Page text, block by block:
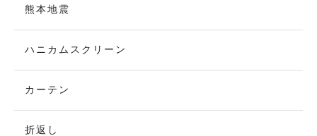
熊本地震
ハニカムスクリーン
カーテン
折返し